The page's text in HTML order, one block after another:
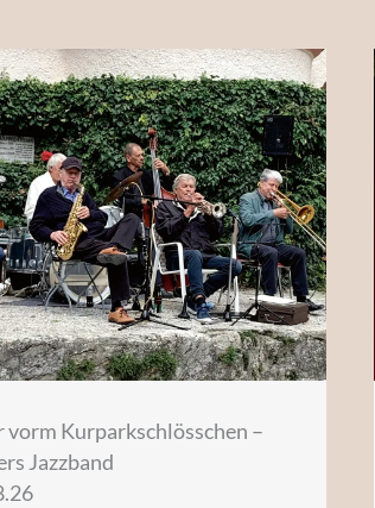
vorm Kurparkschlösschen –
Jazzband